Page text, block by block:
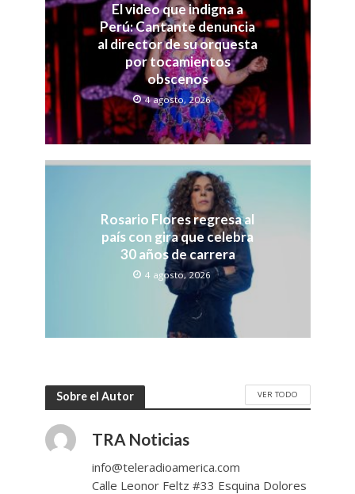
El video que indigna a
Perú: Cantante denuncia
al director de su orquesta
por tocamientos
obscenos
4 agosto, 2026
Rosario Flores regresa al
país con gira que celebra
30 años de carrera
4 agosto, 2026
Sobre el Autor VER TODO
TRA Noticias
info@teleradioamerica.com
Calle Leonor Feltz #33 Esquina Dolores